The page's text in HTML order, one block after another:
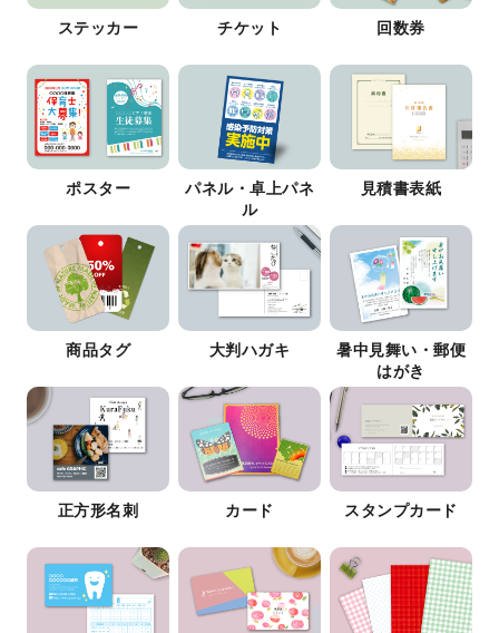
ステッカー チケット 回数券
ポスター
パネル・卓上パネ
ル
見積書表紙
商品タグ 大判ハガキ
暑中見舞い・郵便
はがき
正方形名刺 カード スタンプカード